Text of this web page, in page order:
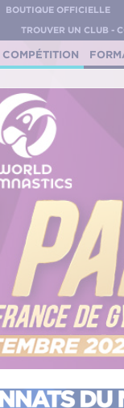
BOUTIQUE OFFICIELLE
TROUVER UN CLUB -
COMPÉTITION